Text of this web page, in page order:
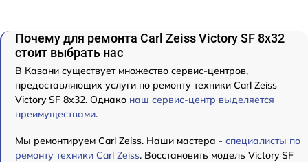
Почему для ремонта Carl Zeiss Victory SF 8x32
стоит выбрать нас
В Казани существует множество сервис-центров,
предоставляющих услуги по ремонту техники Carl Zeiss
Victory SF 8x32. Однако наш сервис-центр выделяется
преимуществами.
Мы ремонтируем Carl Zeiss. Наши мастера - специалисты по
ремонту техники Carl Zeiss. Восстановить модель Victory SF